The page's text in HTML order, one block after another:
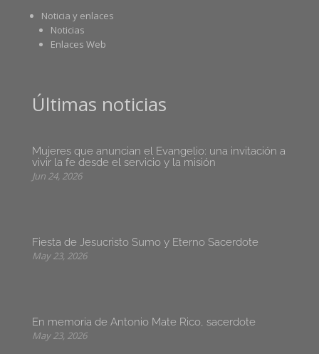
Noticia y enlaces
Noticias
Enlaces Web
Últimas noticias
Mujeres que anuncian el Evangelio: una invitación a
vivir la fe desde el servicio y la misión
Jun 24, 2026
Fiesta de Jesucristo Sumo y Eterno Sacerdote
May 23, 2026
En memoria de Antonio Mate Rico, sacerdote
May 23, 2026